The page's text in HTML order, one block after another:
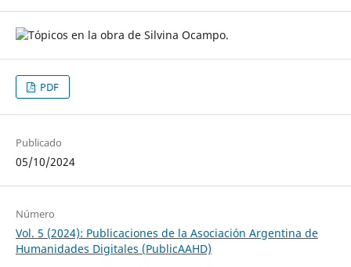
PDF
Publicado
05/10/2024
Número
Vol. 5 (2024): Publicaciones de la Asociación Argentina de
Humanidades Digitales (PublicAAHD)